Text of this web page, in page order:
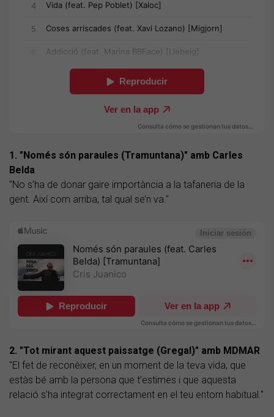
1. "Només són paraules (Tramuntana)" amb Carles
Belda
"No s’ha de donar gaire importància a la tafaneria de la
gent. Així com arriba, tal qual se’n va."
2. "Tot mirant aquest paissatge (Gregal)"​ amb MDMAR
"El fet de reconèixer, en un moment de la teva vida, que
estàs bé amb la persona que t’estimes i que aquesta
relació s’ha integrat correctament en el teu entorn habitual."